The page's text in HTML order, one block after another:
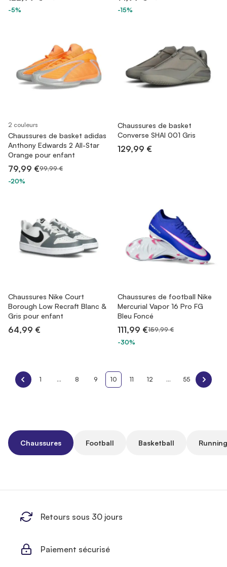
-5%
-15%
2 couleurs
Chaussures de basket adidas
Anthony Edwards 2 All-Star
Orange pour enfant
79,99 €99,99 €
-20%
Chaussures de basket
Converse SHAI 001 Gris
129,99 €
Chaussures Nike Court
Borough Low Recraft Blanc &
Gris pour enfant
64,99 €
Chaussures de football Nike
Mercurial Vapor 16 Pro FG
Bleu Foncé
111,99 €159,99 €
-30%
1 ... 8 9 10 11 12 ... 55
Chaussures Football Basketball
Retours sous 30 jours
Paiement sécurisé